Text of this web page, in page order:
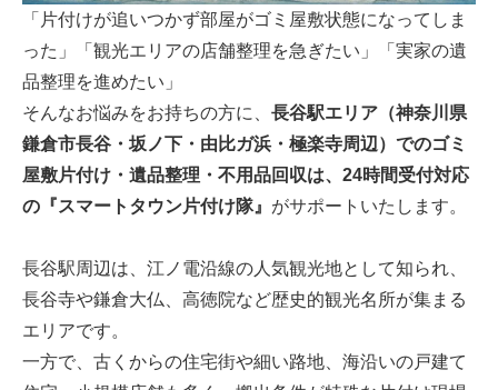
「片付けが追いつかず部屋がゴミ屋敷状態になってしま
った」「観光エリアの店舗整理を急ぎたい」「実家の遺
品整理を進めたい」
そんなお悩みをお持ちの方に、 長谷駅エリア（神奈川県
鎌倉市長谷・坂ノ下・由比ガ浜・極楽寺周辺）でのゴミ
屋敷片付け・遺品整理・不用品回収は、24時間受付対応
の『スマートタウン片付け隊』 がサポートいたします。
長谷駅周辺は、江ノ電沿線の人気観光地として知られ、
長谷寺や鎌倉大仏、高徳院など歴史的観光名所が集まる
エリアです。
一方で、古くからの住宅街や細い路地、海沿いの戸建て